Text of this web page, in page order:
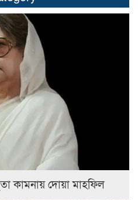
কামনায় দোয়া মাহফিল